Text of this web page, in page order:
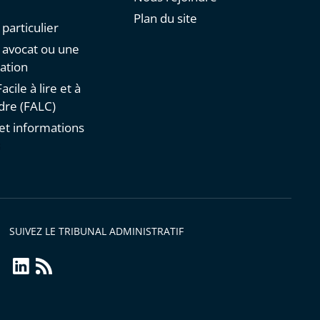
particulier
avocat ou une
à lire et à
(FALC)
informations
Plan du site
SUIVEZ LE TRIBUNAL ADMINISTRATIF
linkedin
Flux
RSS